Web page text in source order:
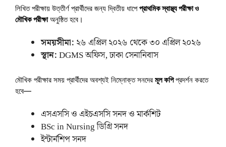
লিখিত পরীক্ষায় উত্তীর্ণ প্রার্থীদের জন্য দ্বিতীয় ধাপেপ্রাথমিক স্বাস্থ্য পরীক্ষা ও
মৌখিক পরীক্ষাঅনুষ্ঠিত হবে।
সময়সীমা: ২৬ এপ্রিল ২০২৬ থেকে ৩০ এপ্রিল ২০২৬
স্থান:DGMS অফিস, ঢাকা সেনানিবাস
মৌখিক পরীক্ষার সময় প্রার্থীদের অবশ্যই নিম্নোক্ত সনদের মূল কপিপ্রদর্শন করতে
হবে—
এসএসসি ও এইচএসসি সনদ ও মার্কশিট
BSc in Nursing ডিগ্রি সনদ
ইন্টার্নশিপ সনদ